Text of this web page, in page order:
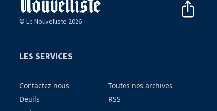
© Le Nouvelliste 2026
LES SERVICES
Contactez nous
Deuils
Toutes nos archives
RSS